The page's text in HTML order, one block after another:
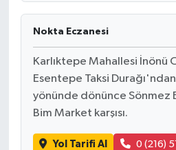
Nokta Eczanesi
Karlıktepe Mahallesi İnönü
Esentepe Taksi
yönünde dönünce Sönmez
Bim Market karşısı.
Yol Tarifi Al 0 (216)